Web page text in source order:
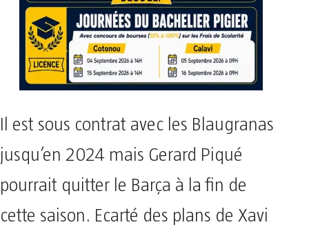
Il est sous contrat avec les Blaugranas
jusqu’en 2024 mais Gerard Piqué
pourrait quitter le Barça à la fin de
cette saison. Ecarté des plans de Xavi